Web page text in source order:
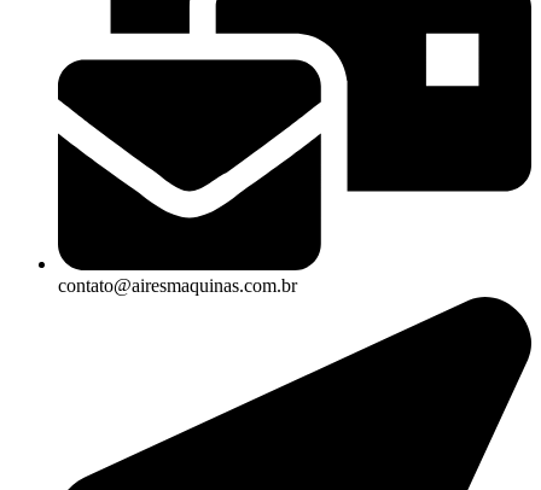
contato@airesmaquinas.com.br